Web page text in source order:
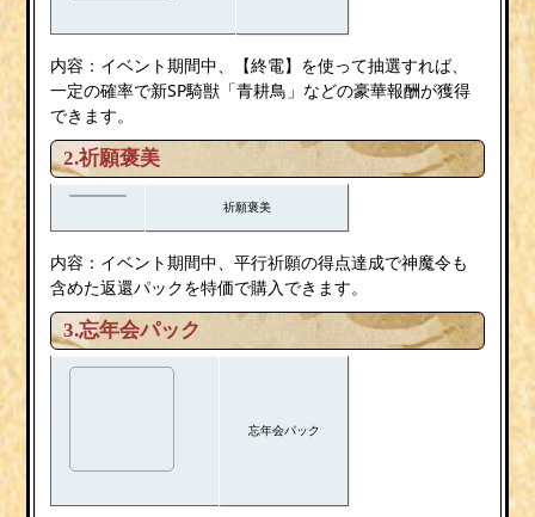
内容：イベント期間中、【終電】を使って抽選すれば、
一定の確率で新SP騎獣「青耕鳥」などの豪華報酬が獲得
できます。
2.祈願褒美
祈願褒美
内容：イベント期間中、平行祈願の得点達成で神魔令も
含めた返還パックを特価で購入できます。
3.忘年会パック
忘年会パック